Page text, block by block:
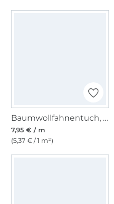
Baumwollfahnentuch, dunkelgrau
7,95 € / m
(5,37 € / 1 m²)